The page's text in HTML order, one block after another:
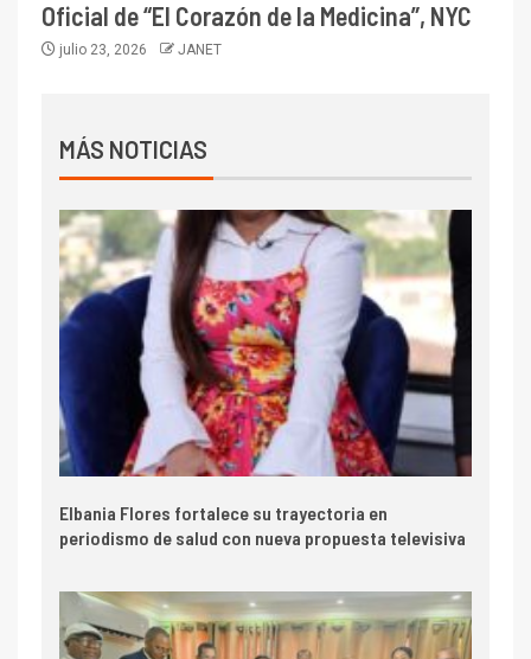
Oficial de “El Corazón de la Medicina”, NYC
julio 23, 2026 JANET
MÁS NOTICIAS
Elbania Flores fortalece su trayectoria en
periodismo de salud con nueva propuesta televisiva